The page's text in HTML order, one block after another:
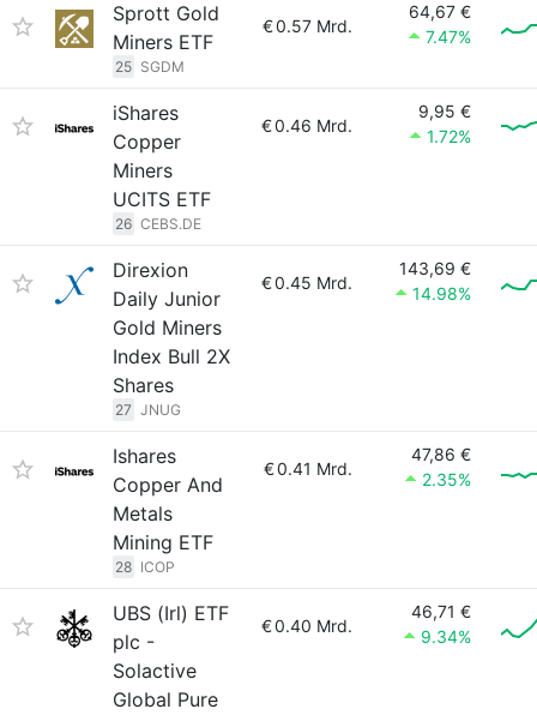
Sprott Gold
Miners ETF
25 SGDM
€0.57 Mrd.
64,67 €
7.47%
iShares
Copper
Miners
UCITS ETF
26 CEBS.DE
€0.46 Mrd.
9,95 €
1.72%
Direxion
Daily Junior
Gold Miners
Index Bull 2X
Shares
27 JNUG
€0.45 Mrd.
143,69 €
14.98%
Ishares
Copper And
Metals
Mining ETF
28 ICOP
€0.41 Mrd.
47,86 €
2.35%
UBS (Irl) ETF
plc -
Solactive
Global Pure
€0.40 Mrd.
46,71 €
9.34%